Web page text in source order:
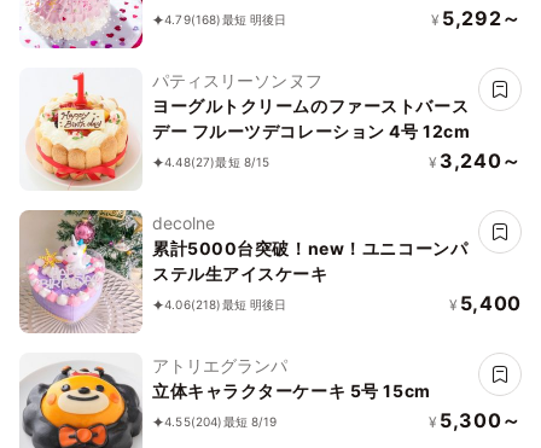
4.79(168)最短 明後日 ¥ 5,292～
パティスリーソンヌフ
ヨーグルトクリームのファーストバース
デー フルーツデコレーション 4号 12cm
4.48(27)最短 8/15 ¥ 3,240～
decolne
累計5000台突破！new！ユニコーンパ
ステル生アイスケーキ
4.06(218)最短 明後日 ¥ 5,400
アトリエグランパ
立体キャラクターケーキ 5号 15cm
4.55(204)最短 8/19 ¥ 5,300～